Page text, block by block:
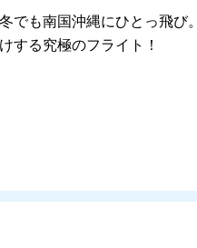
でも南国沖縄にひとっ飛び。
する究極のフライト！